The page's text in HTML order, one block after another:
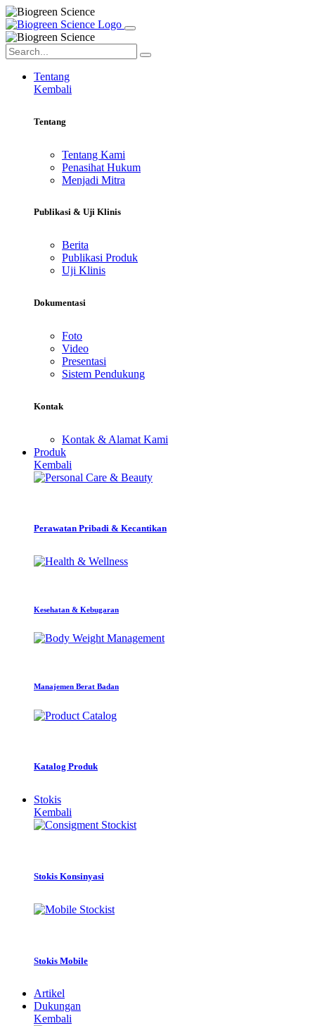
Tentang
Kembali
Tentang
Tentang Kami
Penasihat Hukum
Menjadi Mitra
Publikasi & Uji Klinis
Berita
Publikasi Produk
Uji Klinis
Dokumentasi
Foto
Video
Presentasi
Sistem Pendukung
Kontak
Kontak & Alamat Kami
Produk
Kembali
Perawatan Pribadi & Kecantikan
Kesehatan & Kebugaran
Manajemen Berat Badan
Katalog Produk
Stokis
Kembali
Stokis Konsinyasi
Stokis Mobile
Artikel
Dukungan
Kembali